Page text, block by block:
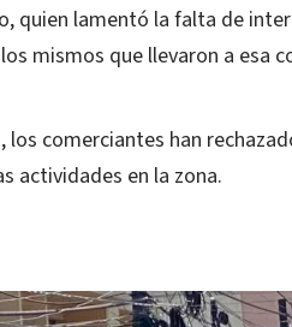
quien lamentó la falta de
mismos que llevaron a esa
los comerciantes han
actividades en la zona.